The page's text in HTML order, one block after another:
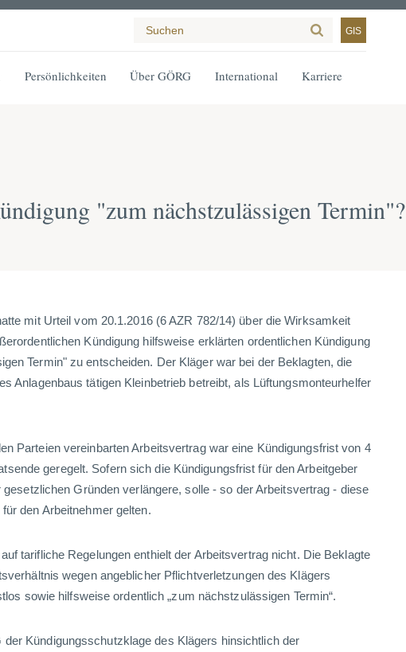
GIS
Persönlichkeiten Über GÖRG International Karriere
"zum nächstzulässigen Termin"?
mit Urteil vom 20.1.2016 (6 AZR 782/14) über die Wirksamkeit
Kündigung hilfsweise erklärten ordentlichen Kündigung
Termin" zu entscheiden. Der Kläger war bei der Beklagten, die
Anlagenbaus tätigen Kleinbetrieb betreibt, als Lüftungsmonteurhelfer
Parteien vereinbarten Arbeitsvertrag war eine Kündigungsfrist von 4
geregelt. Sofern sich die Kündigungsfrist für den Arbeitgeber
Gründen verlängere, solle - so der Arbeitsvertrag - diese
den Arbeitnehmer gelten.
tarifliche Regelungen enthielt der Arbeitsvertrag nicht. Die Beklagte
wegen angeblicher Pflichtverletzungen des Klägers
sowie hilfsweise ordentlich „zum nächstzulässigen Termin“.
der Kündigungsschutzklage des Klägers hinsichtlich der